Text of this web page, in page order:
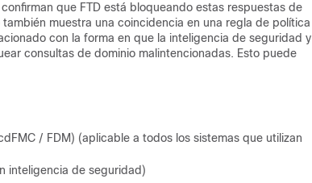
que FTD está bloqueando estas respuestas de
muestra una coincidencia en una regla de política
con la forma en que la inteligencia de seguridad y
consultas de dominio malintencionadas. Esto puede
/ FDM) (aplicable a todos los sistemas que utilizan
inteligencia de seguridad)